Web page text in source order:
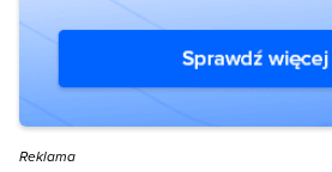
Reklama